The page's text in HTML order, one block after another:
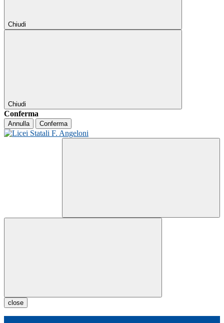
Chiudi
Chiudi
Conferma
Annulla Conferma
close